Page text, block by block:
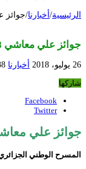
الرئيسية/ أخبارنا/جوائز علي
جوائز علي معاشي 2018: عرس بهي الألوان
26 يوليو، 2018 أخبارنا
شاركها
Facebook
Twitter
جوائز علي معاشي 2018: عرس بهي
المسرح الوطني